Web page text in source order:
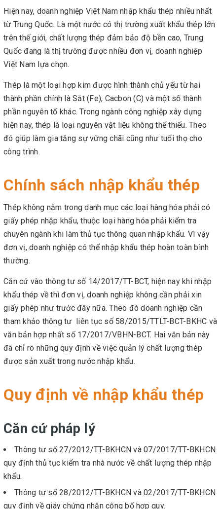
Hiện nay, doanh nghiệp Việt Nam nhập khẩu thép nhiều nhất
từ Trung Quốc. Là một nước có thị trường xuất khẩu thép lớn
trên thế giới, chất lượng thép đảm bảo độ bền cao, Trung
Quốc đang là thị trường được nhiều đơn vị, doanh nghiệp
Việt Nam lựa chọn.
Thép là một loại hợp kim được hình thành chủ yếu từ hai
thành phần chính là Sắt (Fe), Cacbon (C) và một số thành
phần nguyên tố khác. Trong ngành công nghiệp xây dựng
hiện nay, thép là loại nguyên vật liệu không thể thiếu. Theo
đó giúp làm gia tăng sự vững chãi cũng như tuổi thọ cho
công trình.
Chính sách nhập khẩu thép
Thép không nằm trong danh mục các loại hàng hóa phải có
giấy phép nhập khẩu, thuộc loại hàng hóa phải kiểm tra
chuyên ngành khi làm thủ tục thông quan nhập khẩu. Vì vậy
đơn vị, doanh nghiệp có thể nhập khẩu thép hoàn toàn bình
thường.
Căn cứ vào thông tư số 14/2017/TT-BCT, hiện nay khi nhập
khẩu thép về thì đơn vị, doanh nghiệp không cần phải xin
giấy phép như trước đây nữa. Theo đó doanh nghiệp cần
tham khảo thông tư liên tục số 58/2015/TTLT-BCT-BKHC và
văn bản hợp nhất số 17/2017/VBHN-BCT. Hai văn bản này
đã chỉ rõ những quy định về việc quản lý chất lượng thép
được sản xuất trong nước nhập khẩu.
Quy định về nhập khẩu thép
Căn cứ pháp lý
Thông tư số 27/2012/TT-BKHCN và 07/2017/TT-BKHCN
quy định thủ tục kiểm tra nhà nước về chất lượng thép nhập
khẩu.
Thông tư số 28/2012/TT-BKHCN và 02/2017/TT-BKHCN
quy định về giáy chứng nhận công bố hợp quy.